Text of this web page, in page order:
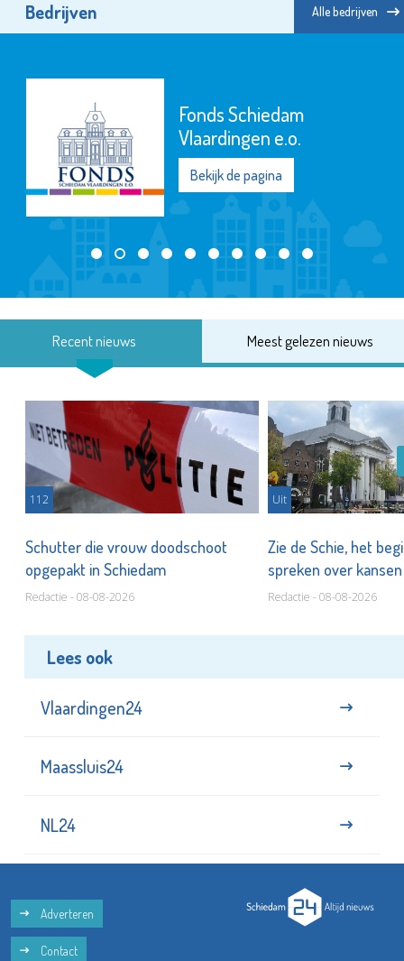
Bedrijven Alle bedrijven
Fonds Schiedam
Vlaardingen e.o.
Bekijk de pagina
Recent nieuws Meest gelezen nieuws
112
Schutter die vrouw doodschoot
opgepakt in Schiedam
Redactie - 08-08-2026
Uit
Zie de Schie, het
spreken over
Redactie - 08-08-2026
Lees ook
Vlaardingen24
Maassluis24
NL24
Adverteren
Contact